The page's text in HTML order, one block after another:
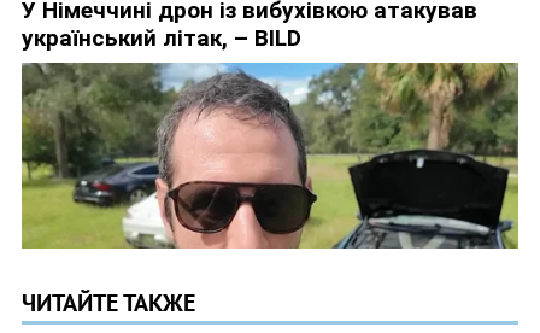
ЧИТАЙТЕ ТАКЖЕ